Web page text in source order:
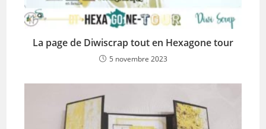
La page de Diwiscrap tout en Hexagone tour
5 novembre 2023